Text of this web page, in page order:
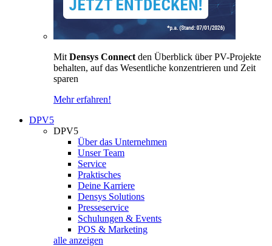
Mit Densys Connect den Überblick über PV-Projekte
behalten, auf das Wesentliche konzentrieren und Zeit
sparen
Mehr erfahren!
DPV5
DPV5
Über das Unternehmen
Unser Team
Service
Praktisches
Deine Karriere
Densys Solutions
Presseservice
Schulungen & Events
POS & Marketing
alle anzeigen